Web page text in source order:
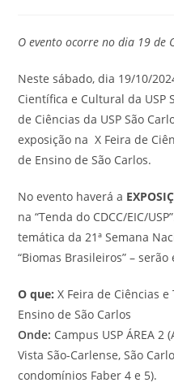
O evento ocorre no dia 19 de
Neste sábado, dia 19/10/
Científica e Cultural da USP
de Ciências da USP São
exposição na X Feira de
de Ensino de São Carlos.
No evento haverá a
na “Tenda do CDCC/EIC/
temática da 21ª Semana
“Biomas Brasileiros” – serão
O que:X Feira de Ciências
Ensino de São Carlos
Onde: Campus USP ÁREA 2
Vista São-Carlense, São
condomínios Faber 4 e 5).